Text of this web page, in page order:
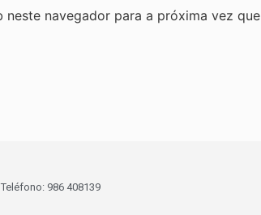
navegador para a próxima vez que
986 408139